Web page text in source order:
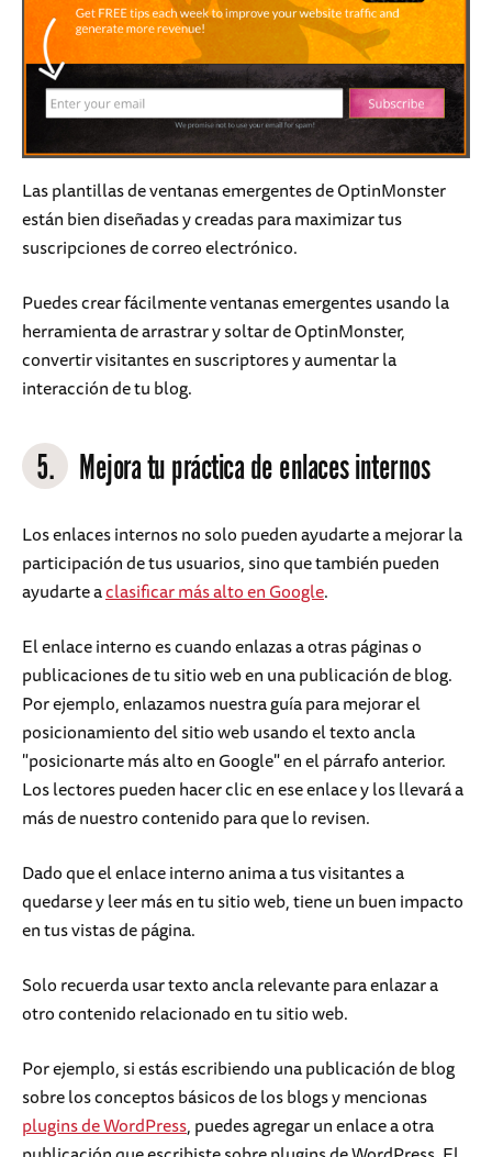
Las plantillas de ventanas emergentes de OptinMonster
están bien diseñadas y creadas para maximizar tus
suscripciones de correo electrónico.
Puedes crear fácilmente ventanas emergentes usando la
herramienta de arrastrar y soltar de OptinMonster,
convertir visitantes en suscriptores y aumentar la
interacción de tu blog.
5. Mejora tu práctica de enlaces internos
Los enlaces internos no solo pueden ayudarte a mejorar la
participación de tus usuarios, sino que también pueden
ayudarte aclasificar más alto en Google.
El enlace interno es cuando enlazas a otras páginas o
publicaciones de tu sitio web en una publicación de blog.
Por ejemplo, enlazamos nuestra guía para mejorar el
posicionamiento del sitio web usando el texto ancla
"posicionarte más alto en Google" en el párrafo anterior.
Los lectores pueden hacer clic en ese enlace y los llevará a
más de nuestro contenido para que lo revisen.
Dado que el enlace interno anima a tus visitantes a
quedarse y leer más en tu sitio web, tiene un buen impacto
en tus vistas de página.
Solo recuerda usar texto ancla relevante para enlazar a
otro contenido relacionado en tu sitio web.
Por ejemplo, si estás escribiendo una publicación de blog
sobre los conceptos básicos de los blogs y mencionas
plugins de WordPress, puedes agregar un enlace a otra